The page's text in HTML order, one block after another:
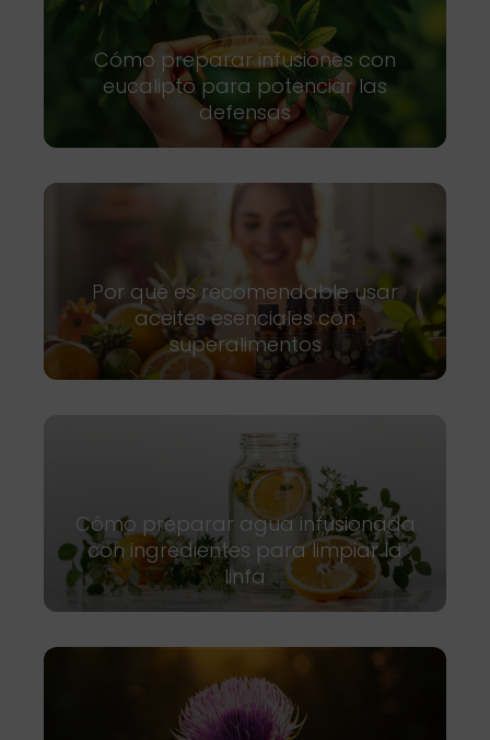
Cómo preparar infusiones con
eucalipto para potenciar las
defensas
Por qué es recomendable usar
aceites esenciales con
superalimentos
Cómo preparar agua infusionada
con ingredientes para limpiar la
linfa